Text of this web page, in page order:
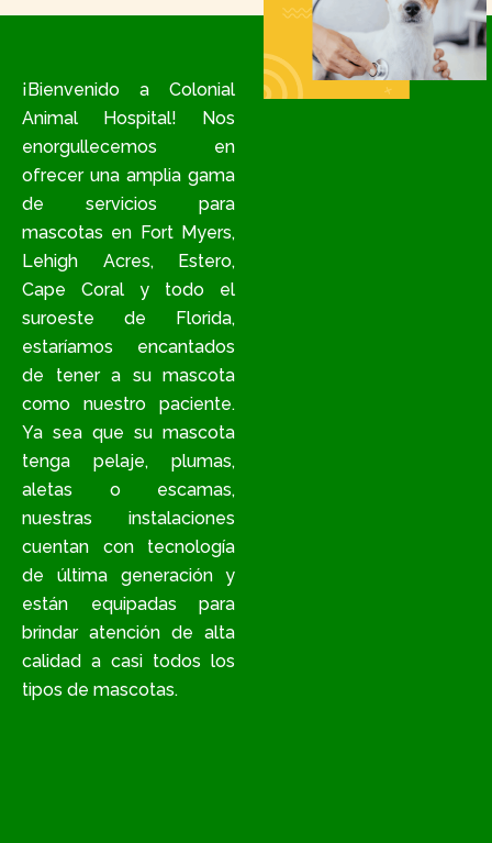
¡Bienvenido a Colonial
Animal Hospital! Nos
enorgullecemos en
ofrecer una amplia gama
de servicios para
mascotas en Fort Myers,
Lehigh Acres, Estero,
Cape Coral y todo el
suroeste de Florida,
estaríamos encantados
de tener a su mascota
como nuestro paciente.
Ya sea que su mascota
tenga pelaje, plumas,
aletas o escamas,
nuestras instalaciones
cuentan con tecnología
de última generación y
están equipadas para
brindar atención de alta
calidad a casi todos los
tipos de mascotas.